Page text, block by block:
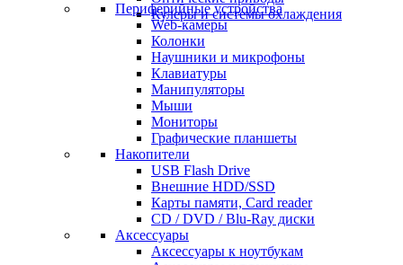
Кулеры и системы охлаждения
Периферийные устройства
Web-камеры
Колонки
Наушники и микрофоны
Клавиатуры
Манипуляторы
Мыши
Мониторы
Графические планшеты
Накопители
USB Flash Drive
Внешние HDD/SSD
Карты памяти, Card reader
CD / DVD / Blu-Ray диски
Аксессуары
Аксессуары к ноутбукам